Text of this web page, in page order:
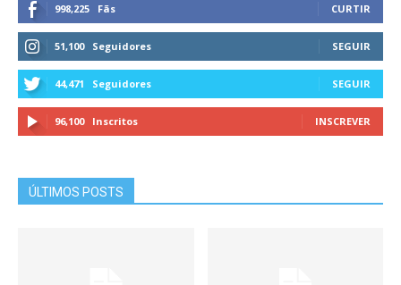
998,225 Fãs CURTIR
51,100 Seguidores SEGUIR
44,471 Seguidores SEGUIR
96,100 Inscritos INSCREVER
ÚLTIMOS POSTS